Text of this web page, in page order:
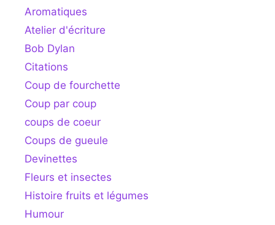
Aromatiques
Atelier d'écriture
Bob Dylan
Citations
Coup de fourchette
Coup par coup
coups de coeur
Coups de gueule
Devinettes
Fleurs et insectes
Histoire fruits et légumes
Humour